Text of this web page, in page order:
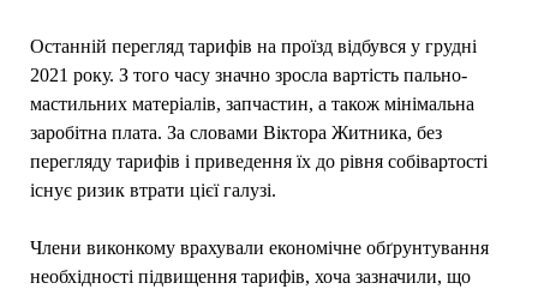
Останній перегляд тарифів на проїзд відбувся у грудні
2021 року. З того часу значно зросла вартість пально-
мастильних матеріалів, запчастин, а також мінімальна
заробітна плата. За словами Віктора Житника, без
перегляду тарифів і приведення їх до рівня собівартості
існує ризик втрати цієї галузі.
Члени виконкому врахували економічне обґрунтування
необхідності підвищення тарифів, хоча зазначили, що